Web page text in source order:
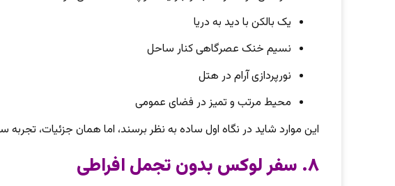
یک بالکن با دید به دریا
نسیم خنک عصرگاهی کنار ساحل
نورپردازی آرام در هتل
محیط مرتب و تمیز در فضای عمومی
این موارد شاید در نگاه اول ساده به نظر برسند، اما همان جزئیات،
۸. سفر لوکس بدون تجمل افراطی